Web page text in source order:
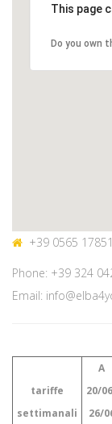
This page
Do you own
+39 0565
Phone: +39 324
Email:
tariffe
settimanali
A
20/
26/